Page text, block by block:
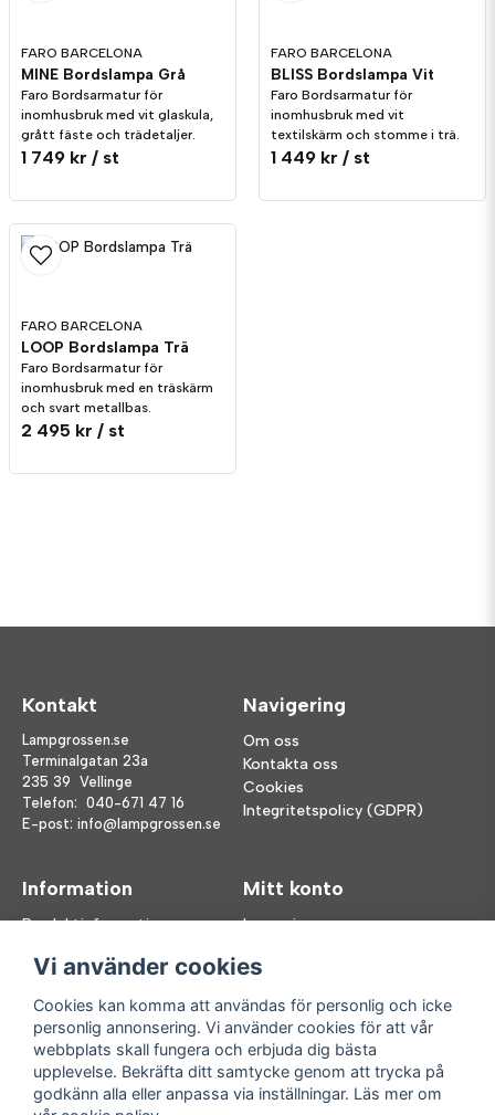
FARO BARCELONA
MINE Bordslampa Grå
Faro Bordsarmatur för
inomhusbruk med vit glaskula,
grått fäste och trädetaljer.
1 749 kr / st
FARO BARCELONA
BLISS Bordslampa Vit
Faro Bordsarmatur för
inomhusbruk med vit
textilskärm och stomme i trä.
1 449 kr / st
FARO BARCELONA
LOOP Bordslampa Trä
Faro Bordsarmatur för
inomhusbruk med en träskärm
och svart metallbas.
2 495 kr / st
Kontakt
Lampgrossen.se
Terminalgatan 23a
235 39 Vellinge
Telefon: 040-671 47 16
E-post: info@lampgrossen.se
Navigering
Om oss
Kontakta oss
Cookies
Integritetspolicy (GDPR)
Information
Produktinformation
FAQ
Mitt konto
Logga in
Glömt lösenord?
Följ oss
Facebook
Instagram
Handla enkelt
Vi använder cookies
Cookies kan komma att användas för personlig och icke
personlig annonsering. Vi använder cookies för att vår
webbplats skall fungera och erbjuda dig bästa
upplevelse. Bekräfta ditt samtycke genom att trycka på
godkänn alla eller anpassa via inställningar. Läs mer om